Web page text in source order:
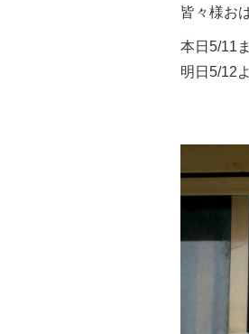
皆々様お
本日5/11
明日5/12